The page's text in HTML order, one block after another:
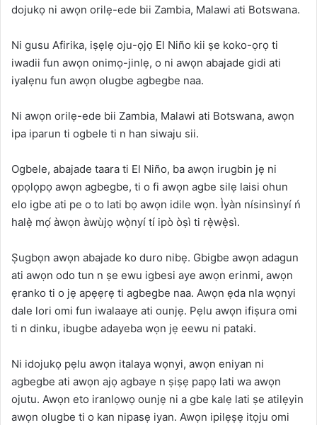
dojukọ ni awọn orilẹ-ede bii Zambia, Malawi ati Botswana.
Ni gusu Afirika, iṣẹlẹ oju-ọjọ El Niño kii ṣe koko-ọrọ ti
iwadii fun awọn onimọ-jinlẹ, o ni awọn abajade gidi ati
iyalẹnu fun awọn olugbe agbegbe naa.
Ni awọn orilẹ-ede bii Zambia, Malawi ati Botswana, awọn
ipa iparun ti ogbele ti n han siwaju sii.
Ogbele, abajade taara ti El Niño, ba awọn irugbin jẹ ni
ọpọlọpọ awọn agbegbe, ti o fi awọn agbe silẹ laisi ohun
elo igbe ati pe o to lati bọ awọn idile wọn. Ìyàn nísinsìnyí ń
halẹ̀ mọ́ àwọn àwùjọ wọ̀nyí tí ipò òṣì ti rẹ̀wẹ̀sì.
Ṣugbọn awọn abajade ko duro nibẹ. Gbigbe awọn adagun
ati awọn odo tun n ṣe ewu igbesi aye awọn erinmi, awọn
ẹranko ti o jẹ apẹẹrẹ ti agbegbe naa. Awọn ẹda nla wọnyi
dale lori omi fun iwalaaye ati ounjẹ. Pẹlu awọn ifiṣura omi
ti n dinku, ibugbe adayeba wọn jẹ eewu ni pataki.
Ni idojukọ pẹlu awọn italaya wọnyi, awọn eniyan ni
agbegbe ati awọn ajọ agbaye n ṣiṣẹ papọ lati wa awọn
ojutu. Awọn eto iranlọwọ ounjẹ ni a gbe kalẹ lati ṣe atilẹyin
awọn olugbe ti o kan nipasẹ iyan. Awọn ipilẹṣẹ itọju omi